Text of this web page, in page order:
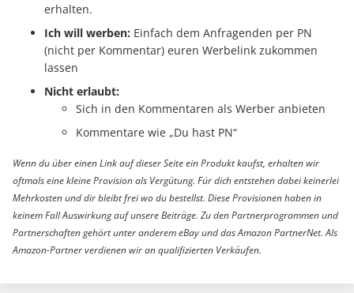
erhalten.
Ich will werben: Einfach dem Anfragenden per PN
(nicht per Kommentar) euren Werbelink zukommen
lassen
Nicht erlaubt:
Sich in den Kommentaren als Werber anbieten
Kommentare wie „Du hast PN“
Wenn du über einen Link auf dieser Seite ein Produkt kaufst, erhalten wir
oftmals eine kleine Provision als Vergütung. Für dich entstehen dabei keinerlei
Mehrkosten und dir bleibt frei wo du bestellst. Diese Provisionen haben in
keinem Fall Auswirkung auf unsere Beiträge. Zu den Partnerprogrammen und
Partnerschaften gehört unter anderem eBay und das Amazon PartnerNet. Als
Amazon-Partner verdienen wir an qualifizierten Verkäufen.